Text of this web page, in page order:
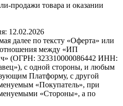
продажи товара и оказании
12.02.2026
далее по тексту «Оферта» или
отношения между «ИП
(ОГРН: 323310000086442 ИНН:
с одной стороны, и любым
Платформу, с другой
«Покупатель», при
«Стороны», а по